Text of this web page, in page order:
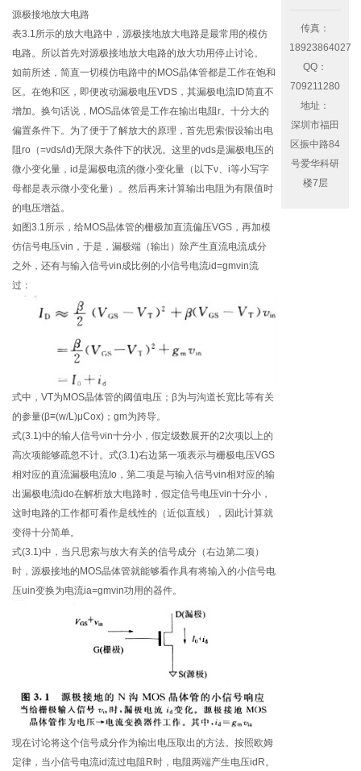
源极接地放大电路
表3.1所示的放大电路中，源极接地放大电路是最常用的模仿
电路。所以首先对源极接地放大电路的放大功用停止讨论。
如前所述，简直一切模仿电路中的MOS晶体管都是工作在饱和
区。在饱和区，即便改动漏极电压VDS，其漏极电流ID简直不
增加。换句话说，MOS晶体管是工作在输出电阻r。十分大的
偏置条件下。为了便于了解放大的原理，首先思索假设输出电
阻ro（=νds/id)无限大条件下的状况。这里的νds是漏极电压的
微小变化量，id是漏极电流的微小变化量（以下ν、i等小写字
母都是表示微小变化量）。然后再来计算输出电阻为有限值时
的电压增益。
如图3.1所示，给MOS晶体管的栅极加直流偏压VGS，再加模
仿信号电压νin，于是，漏极端（输出）除产生直流电流成分
之外，还有与输入信号νin成比例的小信号电流id=gmνin流
过：
式中，VT为MOS晶体管的阈值电压；β为与沟道长宽比等有关
的参量(β≡(w/L)μCox)；gm为跨导。
式(3.1)中的输人信号νin十分小，假定级数展开的2次项以上的
高次项能够疏忽不计。式(3.1)右边第一项表示与栅极电压VGS
相对应的直流漏极电流Io，第二项是与输入信号νin相对应的输
出漏极电流ido在解析放大电路时，假定信号电压νin十分小，
这时电路的工作都可看作是线性的（近似直线），因此计算就
变得十分简单。
式(3.1)中，当只思索与放大有关的信号成分（右边第二项）
时，源极接地的MOS晶体管就能够看作具有将输入的小信号电
压uin变换为电流ia=gmvin功用的器件。
现在讨论将这个信号成分作为输出电压取出的方法。按照欧姆
定律，当小信号电流id流过电阻R时，电阻两端产生电压idR。
传真：
18923864027
QQ：
709211280
地址：
深圳市福田
区振中路84
号爱华科研
楼7层